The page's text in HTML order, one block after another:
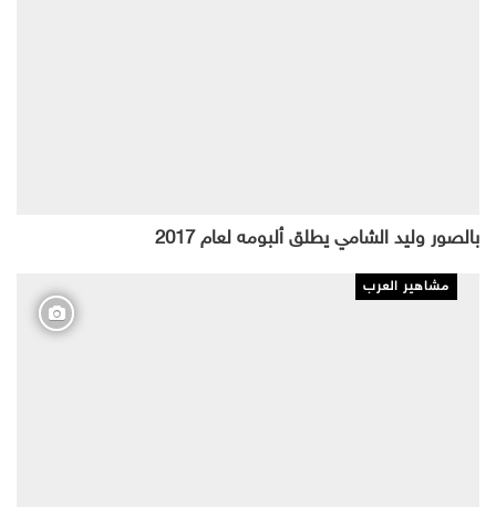
بالصور وليد الشامي يطلق ألبومه لعام 2017
مشاهير العرب